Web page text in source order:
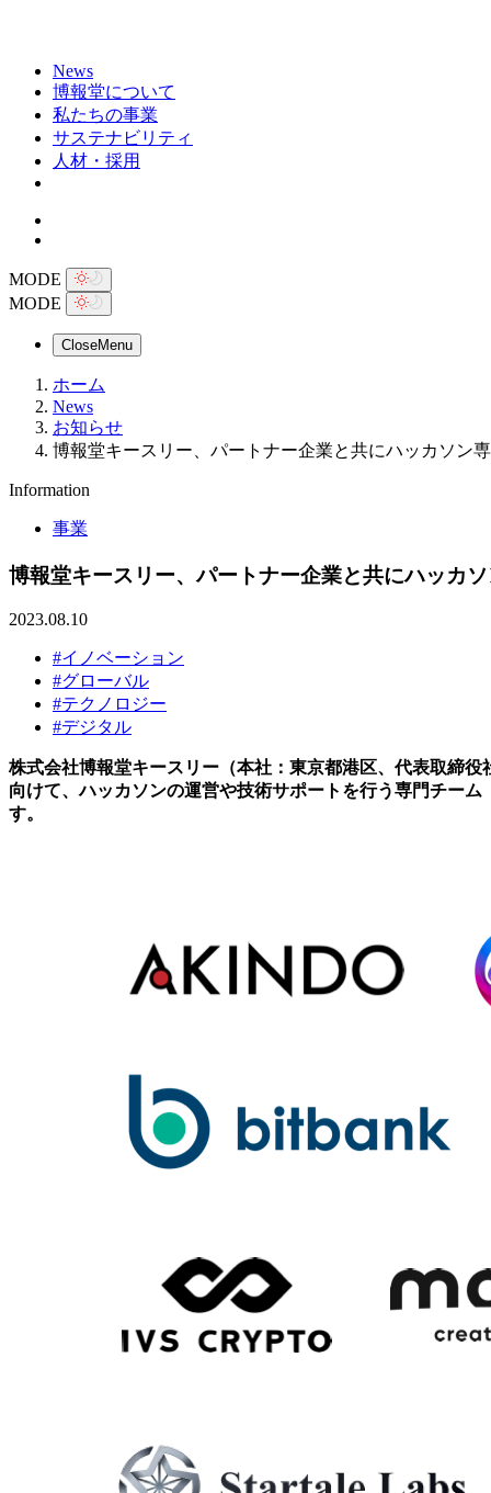
News
博報堂について
私たちの事業
サステナビリティ
人材・採用
MODE
MODE
CloseMenu
ホーム
News
お知らせ
博報堂キースリー、パートナー企業と共にハッカソン
Information
事業
博報堂キースリー、パートナー企業と共にハッカ
2023.08.10
#イノベーション
#グローバル
#テクノロジー
#デジタル
株式会社博報堂キースリー（本社：東京都港区、代表取締
向けて、ハッカソンの運営や技術サポートを行う専門チー
す。